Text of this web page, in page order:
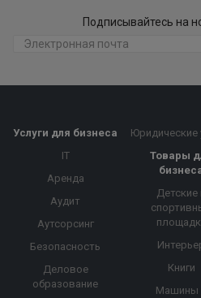
Подписывайтесь на
Услуги для бизнеса
IT
Аренда
Аудит
Аутсорсинг
Безопасность
Деловое
образование
Юридические
Товары
Детские
Книги
Машины